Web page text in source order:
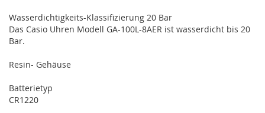
Wasserdichtigkeits-Klassifizierung 20 Bar
Das Casio Uhren Modell GA-100L-8AER ist wasserdicht bis 20
Bar.
Resin- Gehäuse
Batterietyp
CR1220